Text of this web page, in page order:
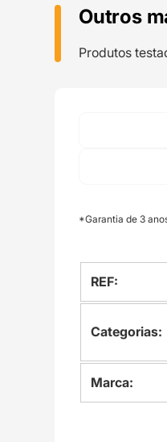
Outros
Produtos
*Garantia de 3
REF:
Categorias:
Marca: